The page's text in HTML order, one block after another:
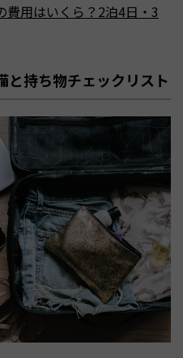
費用はいくら？2泊4日・3
と持ち物チェックリスト